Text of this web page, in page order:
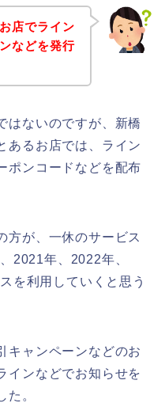
店でライン
などを発行
はないのですが、新橋
あるお店では、ライン
ポンコードなどを配布
方が、一休のサービス
2021年、2022年、
を利用していくと思う
キャンペーンなどのお
インなどでお知らせを
た。